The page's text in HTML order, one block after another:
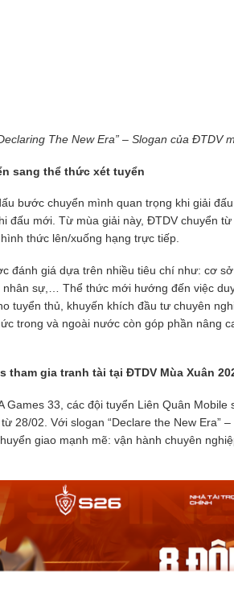
The New Era” – Slogan của ĐTDV
sang thể thức xét tuyển
bước chuyển mình quan trọng khi giải
đấu mới. Từ mùa giải này, ĐTDV chuyển
thức lên/xuống hạng trực tiếp.
đánh giá dựa trên nhiều tiêu chí như: cơ
sự,… Thể thức mới hướng đến việc
tuyển thủ, khuyến khích đầu tư chuyên
trong và ngoài nước còn góp phần nâng
tham gia tranh tài tại ĐTDV Mùa Xuân
Games 33, các đội tuyển Liên Quân
28/02. Với slogan “Declare the New Era”
giao mạnh mẽ: vận hành chuyên